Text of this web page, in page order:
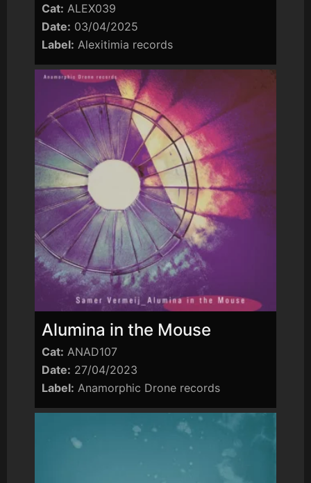
Cat: ALEX039
Date: 03/04/2025
Label: Alexitimia records
Alumina in the Mouse
Cat: ANAD107
Date: 27/04/2023
Label: Anamorphic Drone records